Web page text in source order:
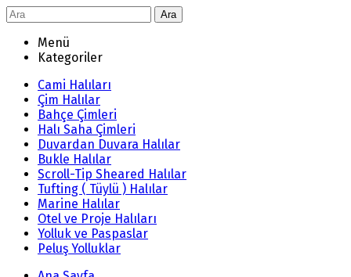
Ara
Menü
Kategoriler
Cami Halıları
Çim Halılar
Bahçe Çimleri
Halı Saha Çimleri
Duvardan Duvara Halılar
Bukle Halılar
Scroll-Tip Sheared Halılar
Tufting ( Tüylü ) Halılar
Marine Halılar
Otel ve Proje Halıları
Yolluk ve Paspaslar
Peluş Yolluklar